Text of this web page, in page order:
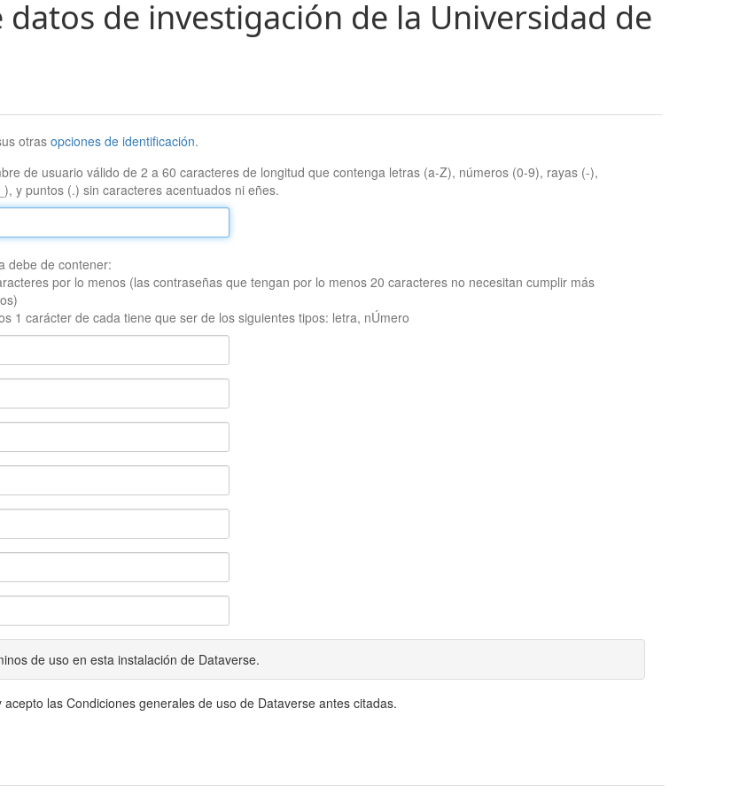
de investigación de la Universidad de
otrasopciones de identificación.
de usuario válido de 2 a 60 caracteres de longitud que contenga letras (a-Z), números (0-9), rayas (-),
y puntos (.) sin caracteres acentuados ni eñes.
debe de contener:
por lo menos (las contraseñas que tengan por lo menos 20 caracteres no necesitan cumplir más
1 carácter de cada tiene que ser de los siguientes tipos: letra, nÚmero
de uso en esta instalación de Dataverse.
acepto las Condiciones generales de uso de Dataverse antes citadas.